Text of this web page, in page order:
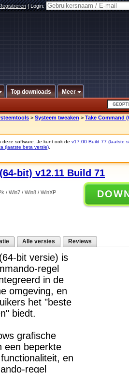
|Login:
Top downloads Meer
> Systeem tweaken > Take Command
deze software. Je kunt ook de v17.00 Build 77 (laatste
(laatste beta versie)
bit) v12.11 Build 71
/ Win7 / Win8 / WinXP
Alle versies Reviews
(64-bit versie) is
regel
in de
omgeving, en
het "beste
biedt.
grafische
een beperkte
en
regel